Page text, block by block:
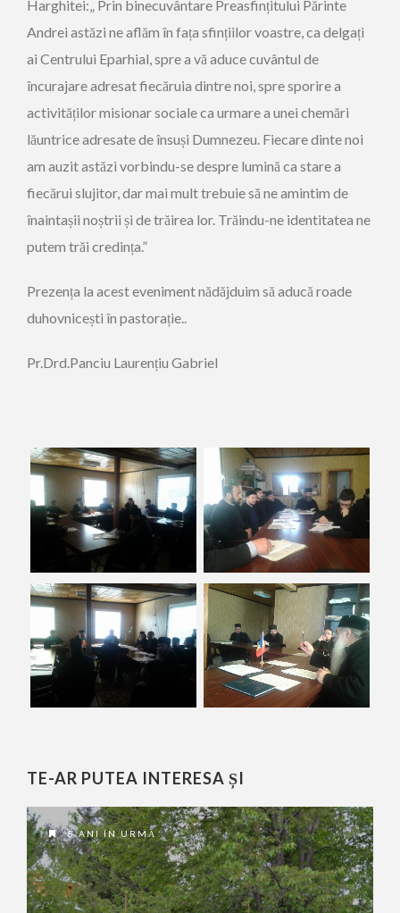
Harghitei:„ Prin binecuvântare Preasfințitului Părinte
Andrei astăzi ne aflăm în fața sfințiilor voastre, ca delgați
ai Centrului Eparhial, spre a vă aduce cuvântul de
încurajare adresat fiecăruia dintre noi, spre sporire a
activităților misionar sociale ca urmare a unei chemări
lăuntrice adresate de însuși Dumnezeu. Fiecare dinte noi
am auzit astăzi vorbindu-se despre lumină ca stare a
fiecărui slujitor, dar mai mult trebuie să ne amintim de
înaintașii noștrii și de trăirea lor. Trăindu-ne identitatea ne
putem trăi credința.”
Prezența la acest eveniment nădăjduim să aducă roade
duhovnicești în pastorație..
Pr.Drd.Panciu Laurențiu Gabriel
TE-AR PUTEA INTERESA ȘI
8 ANI ÎN URMĂ